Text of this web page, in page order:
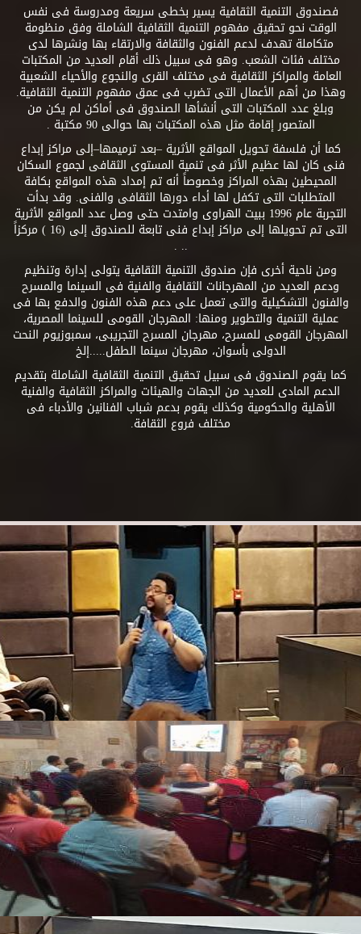
فصندوق التنمية الثقافية يسير بخطى سريعة ومدروسة فى نفس
الوقت نحو تحقيق مفهوم التنمية الثقافية الشاملة وفق منظومة
متكاملة تهدف لدعم الفنون والثقافة والارتقاء بها ونشرها لدى
مختلف فئات الشعب. وهو فى سبيل ذلك أقام العديد من المكتبات
العامة والمراكز الثقافية فى مختلف القرى والنجوع والأحياء الشعبية
وهذا من أهم الأعمال التى تضرب فى عمق مفهوم التنمية الثقافية.
وبلغ عدد المكتبات التى أنشأها الصندوق فى أماكن لم يكن من
المتصور إقامة مثل هذه المكتبات بها حوالى 90 مكتبة .
كما أن فلسفة تحويل المواقع الأثرية –بعد ترميمها–إلى مراكز إبداع
فنى كان لها عظيم الأثر فى تنمية المستوى الثقافى لجموع السكان
المحيطين بهذه المراكز وخصوصاً أنه تم إمداد هذه المواقع بكافة
المتطلبات التى تكفل لها أداء دورها الثقافى والفنى. وقد بدأت
التجربة عام 1996 ببيت الهراوى وامتدت حتى وصل عدد المواقع الأثرية
التى تم تحويلها إلى مراكز إبداع فنى تابعة للصندوق إلى (16 ) مركزاً
.. .
ومن ناحية أخرى فإن صندوق التنمية الثقافية يتولى إدارة وتنظيم
ودعم العديد من المهرجانات الثقافية والفنية فى السينما والمسرح
والفنون التشكيلية والتى تعمل على دعم هذه الفنون والدفع بها فى
عملية التنمية والتطوير ومنها: المهرجان القومى للسينما المصرية،
المهرجان القومى للمسرح، مهرجان المسرح التجريبى، سمبوزيوم النحت
الدولى بأسوان، مهرجان سينما الطفل.....إلخ
كما يقوم الصندوق فى سبيل تحقيق التنمية الثقافية الشاملة بتقديم
الدعم المادى للعديد من الجهات والهيئات والمراكز الثقافية والفنية
الأهلية والحكومية وكذلك يقوم بدعم شباب الفنانين والأدباء فى
مختلف فروع الثقافة.